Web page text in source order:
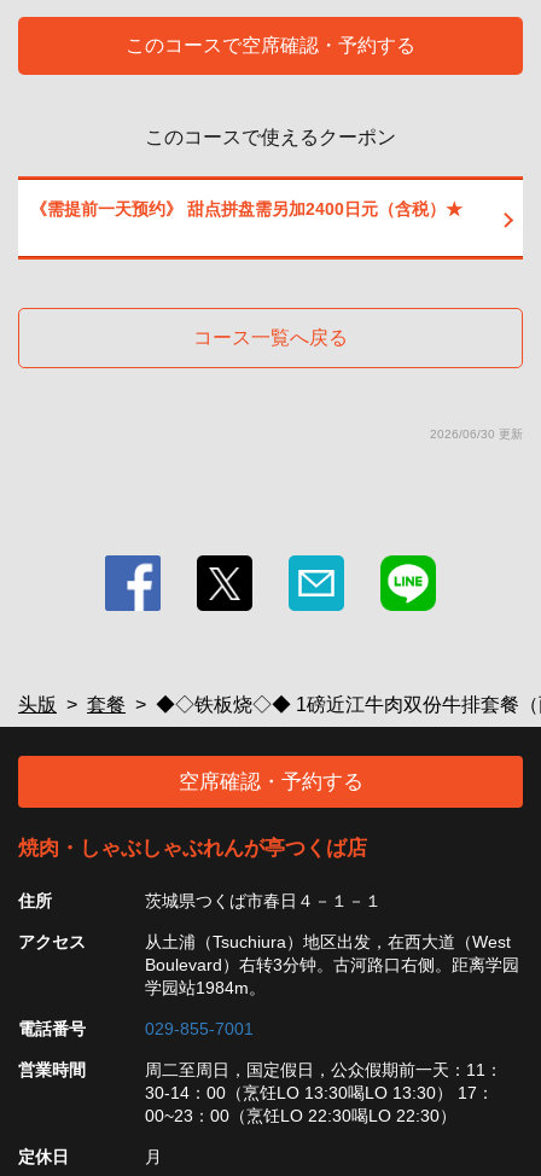
このコースで空席確認・予約する
このコースで使えるクーポン
《需提前一天预约》 甜点拼盘需另加2400日元（含税）★
コース一覧へ戻る
2026/06/30 更新
閉じる
头版 套餐 ◆◇铁板烧◇◆ 1磅近江牛肉双份牛排套餐（
空席確認・予約する
焼肉・しゃぶしゃぶれんが亭つくば店
住所 茨城県つくば市春日４－１－１
アクセス
从土浦（Tsuchiura）地区出发，在西大道（West
Boulevard）右转3分钟。古河路口右侧。距离学园
学园站1984m。
電話番号 029-855-7001
営業時間
周二至周日，国定假日，公众假期前一天：11：
30-14：00（烹饪LO 13:30喝LO 13:30） 17：
00~23：00（烹饪LO 22:30喝LO 22:30）
定休日 月